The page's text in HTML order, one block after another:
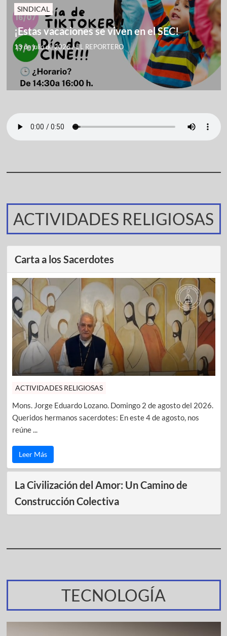
SINDICAL
¡Estas vacaciones se viven en el SEC!
13 de julio de 2026/EL REPORTERO
ACTIVIDADES RELIGIOSAS
Carta a los Sacerdotes
ACTIVIDADES RELIGIOSAS
Mons. Jorge Eduardo Lozano. Domingo 2 de agosto del 2026.
Queridos hermanos sacerdotes: En este 4 de agosto, nos
reúne ...
Leer Más
La Civilización del Amor: Un Camino de
Construcción Colectiva
TECNOLOGÍA